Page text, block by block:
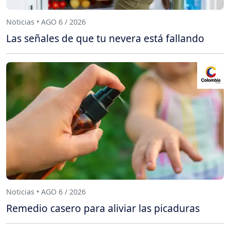
Noticias • AGO 6 / 2026
Las señales de que tu nevera está fallando
Noticias • AGO 6 / 2026
Remedio casero para aliviar las picaduras